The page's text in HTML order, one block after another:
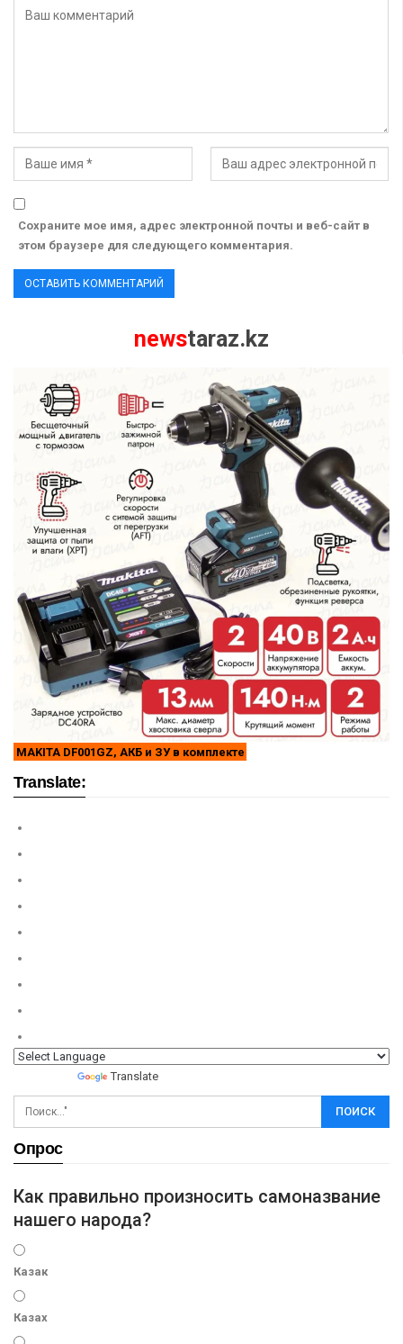
Сохраните мое имя, адрес электронной почты и веб-сайт в
этом браузере для следующего комментария.
newstaraz.kz
MAKITA DF001GZ, АКБ и ЗУ в комплекте
Translate:
Translate
Опрос
Как правильно произносить самоназвание
нашего народа?
Казак
Казах